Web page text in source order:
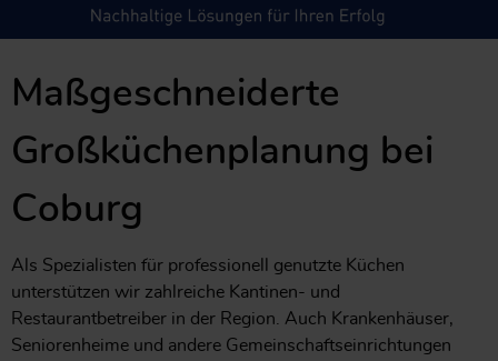
Maßgeschneiderte
Großküchenplanung bei
Coburg
Als Spezialisten für professionell genutzte Küchen
unterstützen wir zahlreiche Kantinen- und
Restaurantbetreiber in der Region. Auch Krankenhäuser,
Seniorenheime und andere Gemeinschaftseinrichtungen